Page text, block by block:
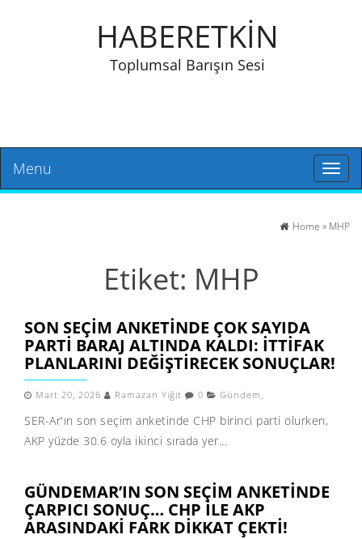
HABERETKİN
Toplumsal Barışın Sesi
Toggle
Menu
Home » MHP
Etiket: MHP
SON SEÇIM ANKETINDE ÇOK SAYIDA
PARTI BARAJ ALTINDA KALDI: İTTIFAK
PLANLARINI DEĞIŞTIRECEK SONUÇLAR!
Mart 20, 2026 Ramazan Yiğit 0 Gündem ,
SER-Ar'ın son seçim anketinde CHP birinci parti olurken,
AKP yüzde 30.6 oyla ikinci sırada yer...
GÜNDEMAR’IN SON SEÇIM ANKETINDE
ÇARPICI SONUÇ… CHP ILE AKP
ARASINDAKI FARK DIKKAT ÇEKTI!